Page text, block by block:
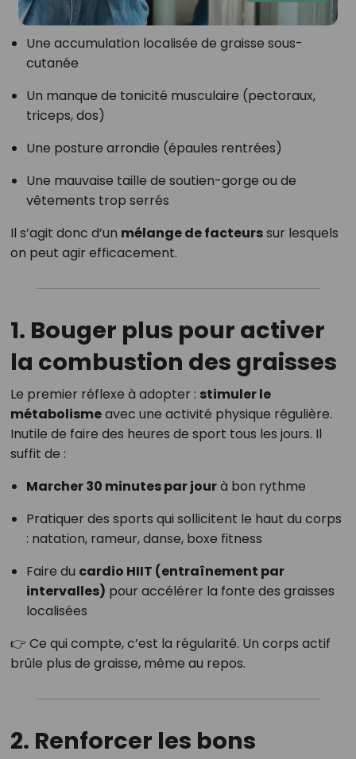
Une accumulation localisée de graisse sous-
cutanée
Un manque de tonicité musculaire (pectoraux,
triceps, dos)
Une posture arrondie (épaules rentrées)
Une mauvaise taille de soutien-gorge ou de
vêtements trop serrés
Il s’agit donc d’un mélange de facteurssur lesquels
on peut agir efficacement.
1. Bouger plus pour activer
la combustion des graisses
Le premier réflexe à adopter : stimuler le
métabolismeavec une activité physique régulière.
Inutile de faire des heures de sport tous les jours. Il
suffit de :
Marcher 30 minutes par jourà bon rythme
Pratiquer des sports qui sollicitent le haut du corps
: natation, rameur, danse, boxe fitness
Faire du cardio HIIT (entraînement par
intervalles) pour accélérer la fonte des graisses
localisées
👉 Ce qui compte, c’est la régularité. Un corps actif
brûle plus de graisse, même au repos.
2. Renforcer les bons